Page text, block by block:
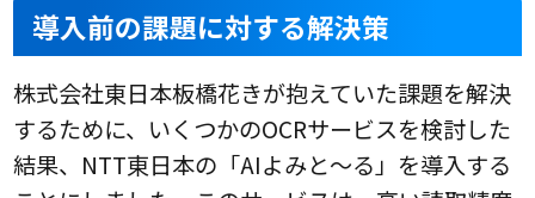
導入前の課題に対する解決策
株式会社東日本板橋花きが抱えていた課題を解決
するために、いくつかのOCRサービスを検討した
結果、NTT東日本の「AIよみと～る」を導入する